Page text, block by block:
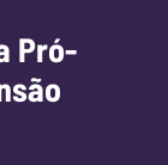
Pró-